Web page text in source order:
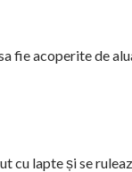
fie acoperite de
cu lapte și se